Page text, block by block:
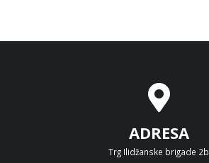
ADRESA
Trg Ilidžanske brigade 2b